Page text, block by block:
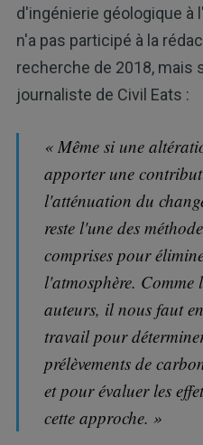
d'ingénierie géologique à
n'a pas participé à la
recherche de 2018, mais
journaliste de Civil Eats :
« Même si une
apporter une
l'atténuation du
reste l'une des
comprises pour
l'atmosphère. Comme
auteurs, il nous faut
travail pour
prélèvements de
et pour évaluer les
cette approche. »